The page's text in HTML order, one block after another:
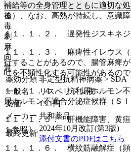
補給等の全身管理とともに適切な
る）、なお、高熱が持続し、意識
１１．１．２． 遅発性ジスキネジ
１１．１．３． 麻痺性イレウス（
行することがあるので、腸管麻痺
吐を不顕性化する可能性があるの
１１．１．４． 抗利尿ホルモン不
尿ホルモン不適合分泌症候群（Ｓ
１１．１．５． 肝機能障害、黄疸
１参照〕。
１１．１．６． 横紋筋融解症（頻
後
毒
劇
麻
向
覚
薬効分類 非定型抗精神病薬 > SDA
一般名
リスペリドン液
薬価
13.1円
メーカー 共和薬品
最終更新
2024年10月改訂(第3版)
添付文書のPDFはこちら